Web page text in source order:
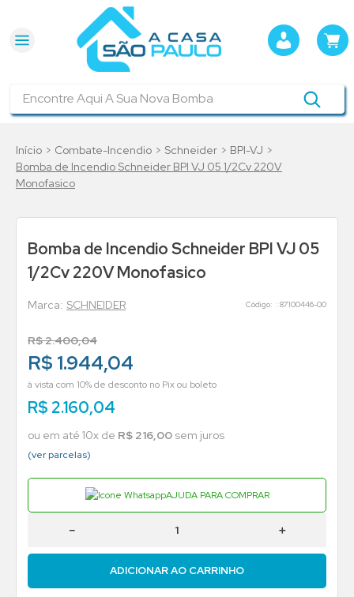
Combate-Incendio Schneider
BPI-VJ
Bomba de Incendio Schneider BPI VJ 05 1/2Cv 220V
Monofasico
Bomba de Incendio Schneider BPI VJ 05
1/2Cv 220V Monofasico
SCHNEIDER : 87100446-00
R$2.400,04
R$ 1.944,04
à vista com 10% de desconto no Pix ou boleto
R$2.160,04
ou em até 10x de R$ 216,00 sem juros
(ver parcelas)
AJUDA PARA COMPRAR
＋
－
ADICIONAR AO CARRINHO